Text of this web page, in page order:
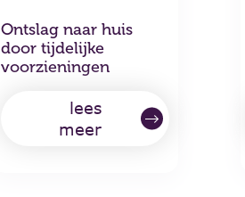
Ontslag naar huis
door tijdelijke
voorzieningen
lees
meer